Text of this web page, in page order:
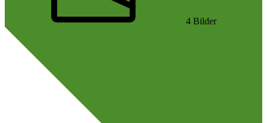
4 Bilder